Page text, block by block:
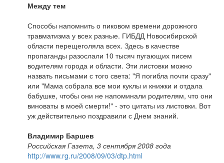
Между тем
Способы напомнить о пиковом времени дорожного
травматизма у всех разные. ГИБДД Новосибирской
области перещеголяла всех. Здесь в качестве
пропаганды разослали 10 тысяч пугающих писем
водителям города и области. Эти листовки можно
назвать письмами с того света: "Я погибла почти сразу"
или "Мама собрала все мои куклы и книжки и отдала
бабушке, чтобы они не напоминали родителям, что они
виноваты в моей смерти!" - это цитаты из листовки. Вот
уж действительно поздравили с Днем знаний.
Владимир Баршев
Российская Газета, 3 сентября 2008 года
http://www.rg.ru/2008/09/03/dtp.html